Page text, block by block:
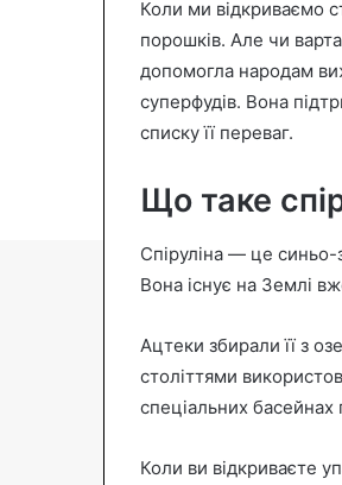
n
e
m
a
Коли ми відкриваємо
порошків. Але чи варта
допомогла народам
суперфудів. Вона
списку її переваг.
Що таке
Спіруліна — це синьо-
Вона існує на Землі
Ацтеки збирали її з
століттями
спеціальних басейнах
Коли ви відкриваєте